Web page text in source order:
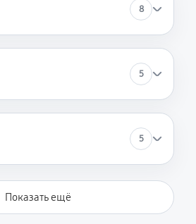
8
5
5
Показать ещё